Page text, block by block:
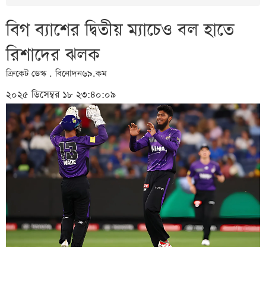
বিগ ব্যাশের দ্বিতীয় ম্যাচেও বল হাতে
রিশাদের ঝলক
ক্রিকেট ডেস্ক . বিনোদন৬৯.কম
২০২৫ ডিসেম্বর ১৮ ২৩:৪০:০৯